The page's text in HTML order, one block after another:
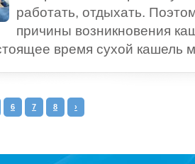
работать, отдыхать.
причины возникновения
время сухой кашель
6 7 8 ›